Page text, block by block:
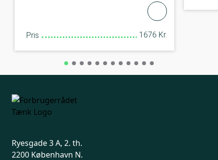
Pris 1676 Kr.
Ryesgade 3 A, 2. th.
2200 København N.